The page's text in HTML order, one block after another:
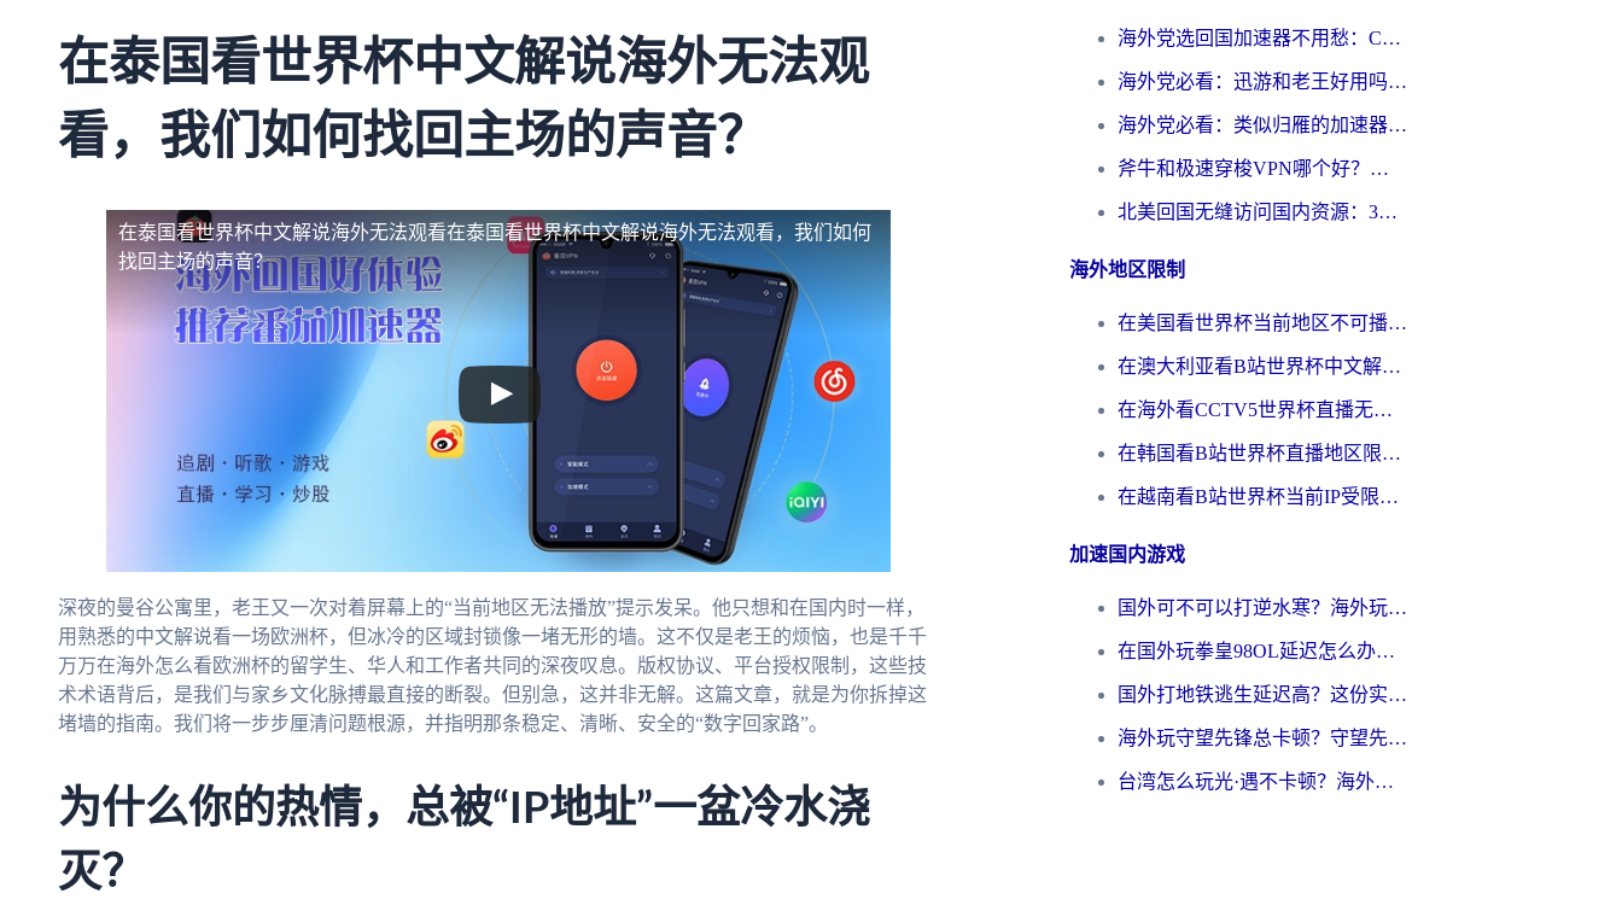
在泰国看世界杯中文解说海外无法观
看，我们如何找回主场的声音？
在泰国看世界杯中文解说海外无法观看在泰国看世界杯中文解说海外无法观看，我们如何
找回主场的声音？
深夜的曼谷公寓里，老王又一次对着屏幕上的“当前地区无法播放”提示发呆。他只想和在国内时一样，
用熟悉的中文解说看一场欧洲杯，但冰冷的区域封锁像一堵无形的墙。这不仅是老王的烦恼，也是千千
万万在海外怎么看欧洲杯的留学生、华人和工作者共同的深夜叹息。版权协议、平台授权限制，这些技
术术语背后，是我们与家乡文化脉搏最直接的断裂。但别急，这并非无解。这篇文章，就是为你拆掉这
堵墙的指南。我们将一步步厘清问题根源，并指明那条稳定、清晰、安全的“数字回家路”。
为什么你的热情，总被“IP地址”一盆冷水浇
灭？
海外党选回国加速器不用愁：ChickCN和洞见哪个好？一篇搞定所有疑问
海外党必看：迅游和老王好用吗？3分钟选对加速国内网络的加速器
海外党必看：类似归雁的加速器怎么选？一篇搞定无缝访问国内资源
斧牛和极速穿梭VPN哪个好？海外党选回国加速器必看的真实对比与避坑指南
北美回国无缝访问国内资源：3年海外党亲测的加速器选择指南
海外地区限制
在美国看世界杯当前地区不可播放？海外党体育观赛终极指南来了！
在澳大利亚看B站世界杯中文解说仅限中国大陆？这篇指南帮你打破限制看遍赛事
在海外看CCTV5世界杯直播无法播放？这篇指南让你和国内球迷同步呐喊
在韩国看B站世界杯直播地区限制？这篇指南让你告别“当前地区不可播放”
在越南看B站世界杯当前IP受限制？海外党体育观赛终极指南来了
加速国内游戏
国外可不可以打逆水寒？海外玩家国服畅玩终极指南（附漫威荒野乱斗加速方案）
在国外玩拳皇98OL延迟怎么办？海外党亲测有效的低延迟指南
国外打地铁逃生延迟高？这份实测有效的低延迟指南帮你吃鸡
海外玩守望先锋总卡顿？守望先锋游戏加速器在哪里买&避坑指南（附欧洲非洲游戏实测）
台湾怎么玩光·遇不卡顿？海外党国服游戏加速终极攻略（附实测体验）